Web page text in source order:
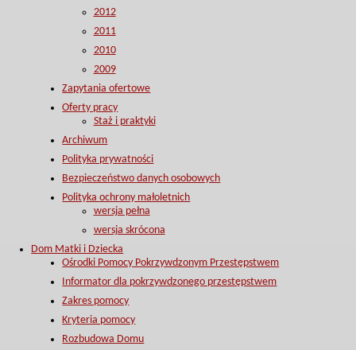
2012
2011
2010
2009
Zapytania ofertowe
Oferty pracy
Staż i praktyki
Archiwum
Polityka prywatności
Bezpieczeństwo danych osobowych
Polityka ochrony małoletnich
wersja pełna
wersja skrócona
Dom Matki i Dziecka
Ośrodki Pomocy Pokrzywdzonym Przestępstwem
Informator dla pokrzywdzonego przestępstwem
Zakres pomocy
Kryteria pomocy
Rozbudowa Domu